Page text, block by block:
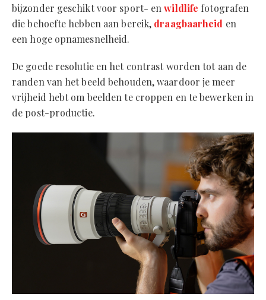
bijzonder geschikt voor sport- enwildlife fotografen
die behoefte hebben aan bereik, draagbaarheid en
een hoge opnamesnelheid.
De goede resolutie en het contrast worden tot aan de
randen van het beeld behouden, waardoor je meer
vrijheid hebt om beelden te croppen en te bewerken in
de post-productie.